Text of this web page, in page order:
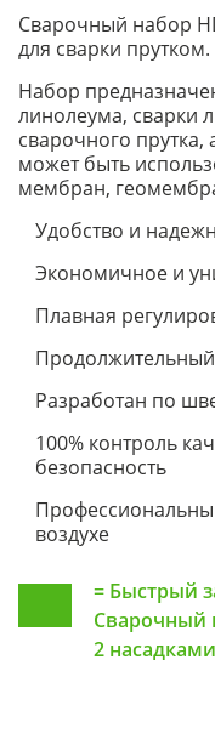
Сварочный набор
для сварки прутком.
Набор
линолеума, сварки
сварочного
может быть
мембран,
Удобство и
Экономичное и
Плавная
Разработан по
100% контроль
безопасность
воздухе
= Быстрый
Сварочный
2